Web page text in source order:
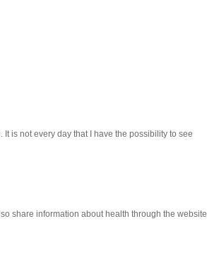
It is not every day that I have the possibility to see
share information about health through the website